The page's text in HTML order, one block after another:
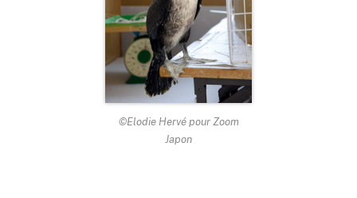
©Elodie Hervé pour Zoom
Japon